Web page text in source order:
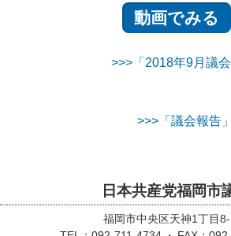
動画でみる
>>>「2018年9月議
>>>「議会報告
日本共産党福岡市
福岡市中央区天神1丁目8-